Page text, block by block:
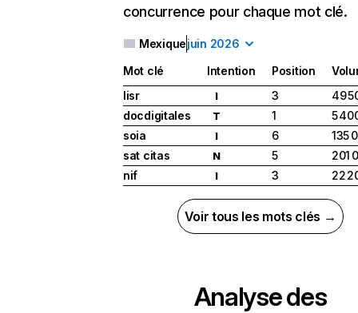
concurrence pour chaque mot clé.
Mexiquejuin 2026
Mot clé Intention Position
lisr
I 3
49
docdigitales
T 1
5
soia
I 6
135
sat citas
N 5
201
nif
I 3 22
Voir tous les mots clés →
Analyse des